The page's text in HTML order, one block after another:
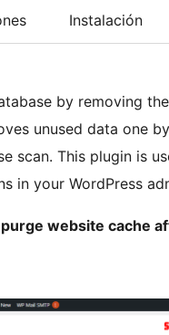
Instalación
by removing
unused data one
scan. This plugin is
in your WordPress
purge website cache